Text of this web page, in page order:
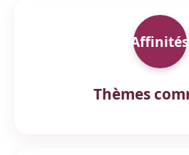
Affinités
Thèmes